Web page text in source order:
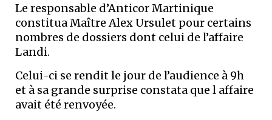
Le responsable d’Anticor Martinique
constitua Maître Alex Ursulet pour certains
nombres de dossiers dont celui de l’affaire
Landi.
Celui-ci se rendit le jour de l’audience à 9h
et à sa grande surprise constata que l affaire
avait été renvoyée.